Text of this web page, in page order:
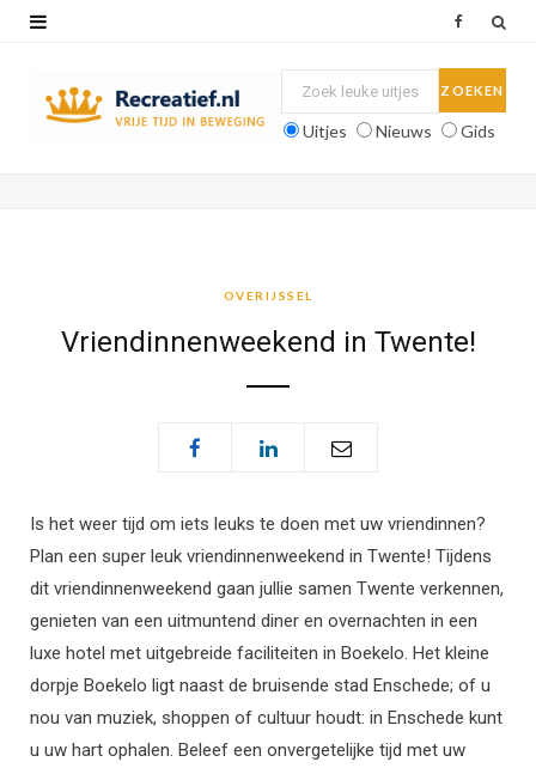
Uitjes Nieuws Gids
OVERIJSSEL
Vriendinnenweekend in Twente!
Is het weer tijd om iets leuks te doen met uw vriendinnen?
Plan een super leuk vriendinnenweekend in Twente! Tijdens
dit vriendinnenweekend gaan jullie samen Twente verkennen,
genieten van een uitmuntend diner en overnachten in een
luxe hotel met uitgebreide faciliteiten in Boekelo. Het kleine
dorpje Boekelo ligt naast de bruisende stad Enschede; of u
nou van muziek, shoppen of cultuur houdt: in Enschede kunt
u uw hart ophalen. Beleef een onvergetelijke tijd met uw